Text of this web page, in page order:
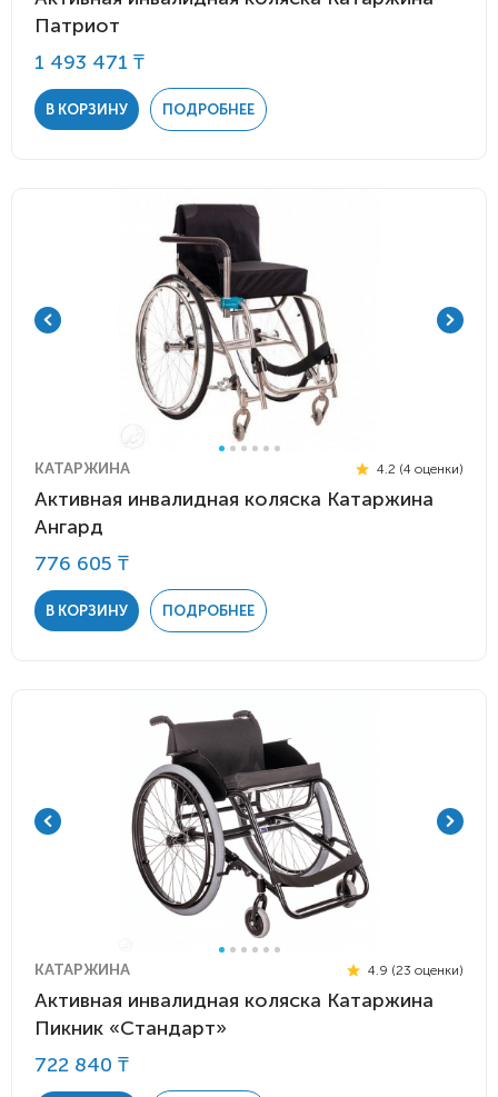
Патриот
1 493 471 ₸
В КОРЗИНУ ПОДРОБНЕЕ
КАТАРЖИНА 4.2 (4 оценки)
Активная инвалидная коляска Катаржина
Ангард
776 605 ₸
В КОРЗИНУ ПОДРОБНЕЕ
КАТАРЖИНА 4.9 (23 оценки)
Активная инвалидная коляска Катаржина
Пикник «Стандарт»
722 840 ₸